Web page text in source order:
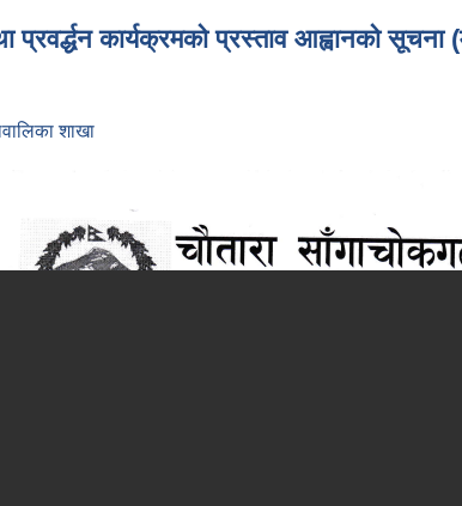
प्रवर्द्धन कार्यक्रमको प्रस्ताव आह्वानको सूचना
शाखा